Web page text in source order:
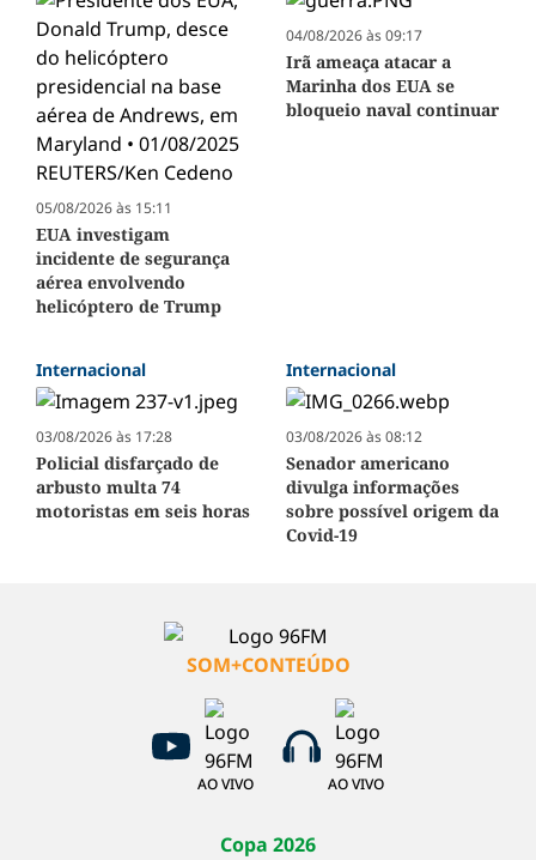
05/08/2026 às 15:11
EUA investigam
incidente de segurança
aérea envolvendo
helicóptero de Trump
04/08/2026 às 09:17
Irã ameaça atacar a
Marinha dos EUA se
bloqueio naval continuar
Internacional
03/08/2026 às 17:28
Policial disfarçado de
arbusto multa 74
motoristas em seis horas
Internacional
03/08/2026 às 08:12
Senador americano
divulga informações
sobre possível origem da
Covid-19
SOM+CONTEÚDO
AO VIVO AO VIVO
Copa 2026